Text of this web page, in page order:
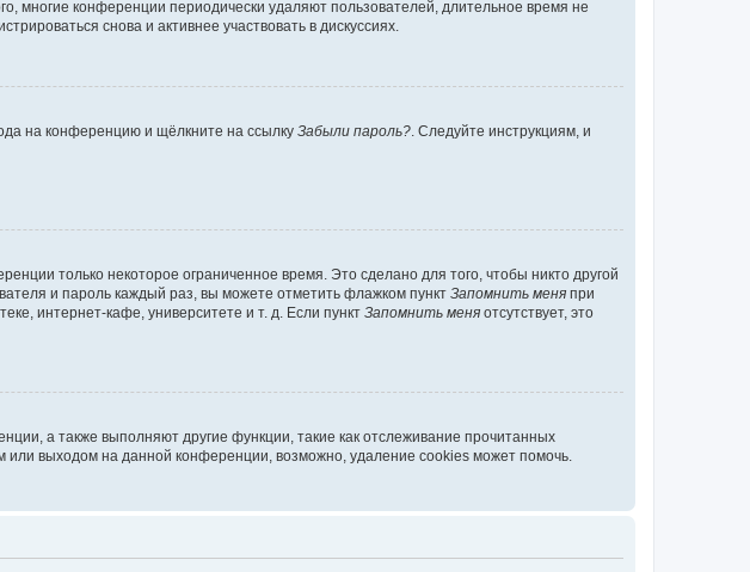
многие конференции периодически удаляют пользователей, длительное время не
снова и активнее участвовать в дискуссиях.
на конференцию и щёлкните на ссылку Забыли пароль? . Следуйте инструкциям, и
только некоторое ограниченное время. Это сделано для того, чтобы никто другой
и пароль каждый раз, вы можете отметить флажком пункт Запомнить меня при
интернет-кафе, университете и т. д. Если пункт Запомнить меня отсутствует, это
а также выполняют другие функции, такие как отслеживание прочитанных
выходом на данной конференции, возможно, удаление cookies может помочь.